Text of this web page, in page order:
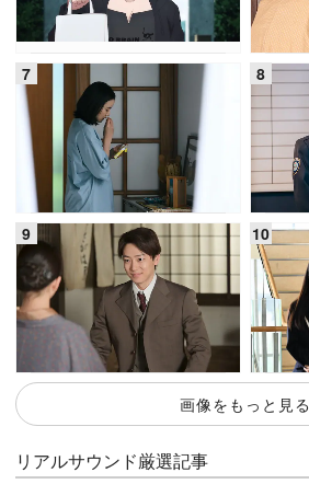
画像をもっと見る
リアルサウンド厳選記事